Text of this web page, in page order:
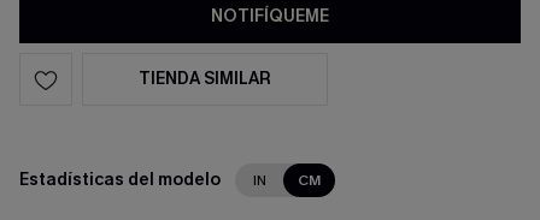
NOTIFÍQUEME
TIENDA SIMILAR
Estadísticas del modelo IN CM